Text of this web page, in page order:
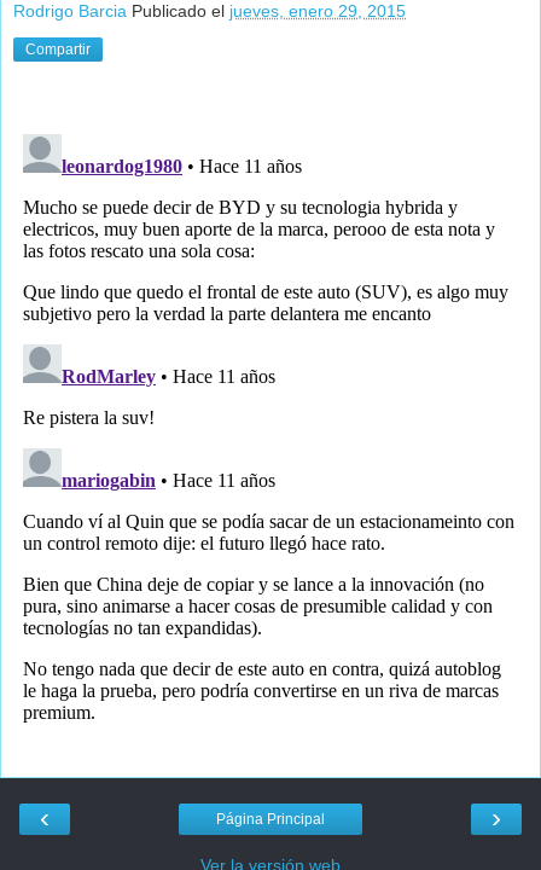
Rodrigo Barcia Publicado el jueves, enero 29, 2015
Compartir
‹ ›
Página Principal
Ver la versión web